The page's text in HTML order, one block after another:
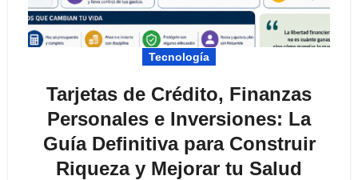
Tecnología
Tarjetas de Crédito, Finanzas
Personales e Inversiones: La
Guía Definitiva para Construir
Riqueza y Mejorar tu Salud